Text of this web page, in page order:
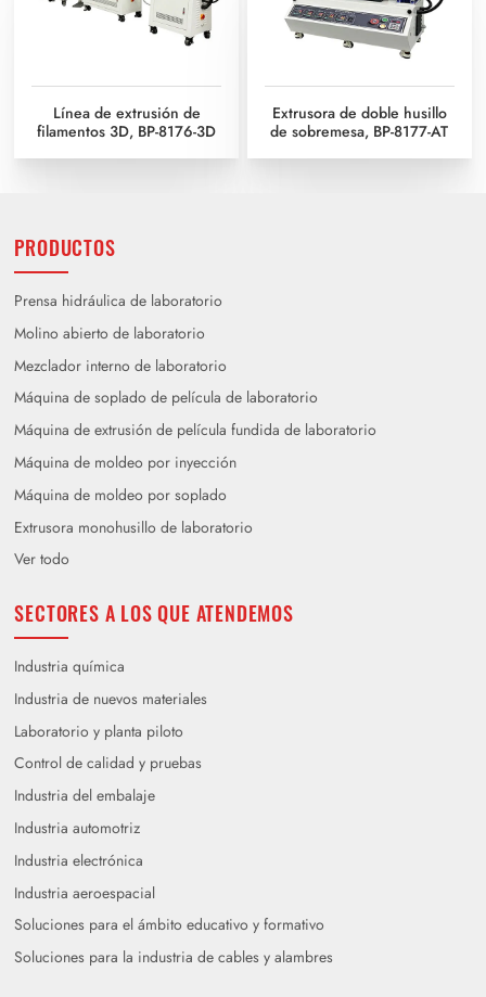
Línea de extrusión de
filamentos 3D, BP-8176-3D
Extrusora de doble husillo
de sobremesa, BP-8177-AT
PRODUCTOS
Prensa hidráulica de laboratorio
Molino abierto de laboratorio
Mezclador interno de laboratorio
Máquina de soplado de película de laboratorio
Máquina de extrusión de película fundida de laboratorio
Máquina de moldeo por inyección
Máquina de moldeo por soplado
Extrusora monohusillo de laboratorio
Ver todo
SECTORES A LOS QUE ATENDEMOS
Industria química
Industria de nuevos materiales
Laboratorio y planta piloto
Control de calidad y pruebas
Industria del embalaje
Industria automotriz
Industria electrónica
Industria aeroespacial
Soluciones para el ámbito educativo y formativo
Soluciones para la industria de cables y alambres